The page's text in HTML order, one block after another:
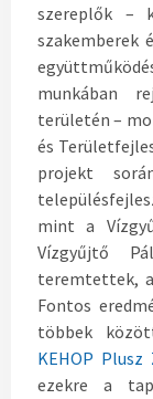
szereplők –
szakemberek
munkában
területén –
és
projekt
mint a
Vízgyűjtő
teremtettek,
Fontos
többek
KEHOP Plusz
ezekre a